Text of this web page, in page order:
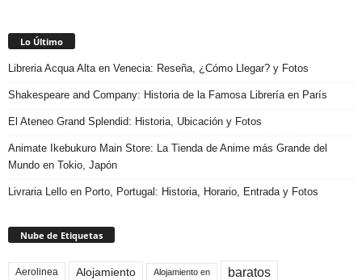
Lo Último
Libreria Acqua Alta en Venecia: Reseña, ¿Cómo Llegar? y Fotos
Shakespeare and Company: Historia de la Famosa Librería en París
El Ateneo Grand Splendid: Historia, Ubicación y Fotos
Animate Ikebukuro Main Store: La Tienda de Anime más Grande del
Mundo en Tokio, Japón
Livraria Lello en Porto, Portugal: Historia, Horario, Entrada y Fotos
Nube de Etiquetas
Aerolinea Alojamiento Alojamiento en baratos